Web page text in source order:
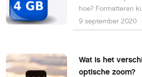
hoe? Formatteren
exFAT? Maar wat
verschillen tussen
9 september 2020
Wat is het
optische zoom?